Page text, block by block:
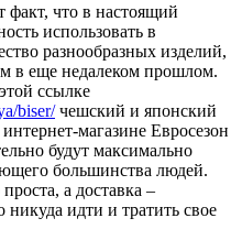
что в настоящий
использовать в
разнообразных изделий,
в еще недалеком прошлом.
ссылке
biser/чешский и японский
магазине Евросезон
будут максимально
большинства людей.
а доставка –
идти и тратить свое